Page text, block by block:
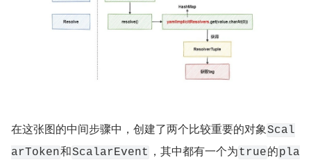
在这张图的中间步骤中，创建了两个比较重要的对象Scal
arToken和ScalarEvent ，其中都有一个为true的pla